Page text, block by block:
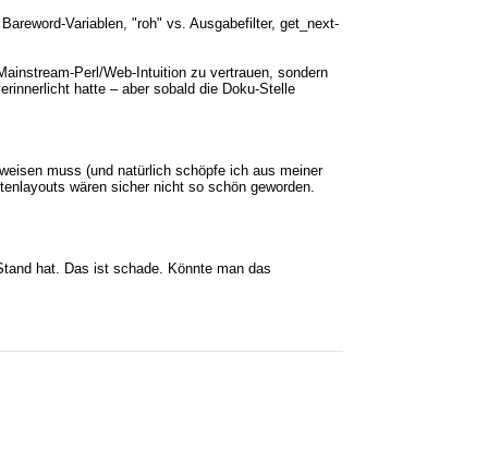
Variablen, "roh" vs. Ausgabefilter, get_next-
Perl/Web-Intuition zu vertrauen, sondern
hatte – aber sobald die Doku-Stelle
muss (und natürlich schöpfe ich aus meiner
wären sicher nicht so schön geworden.
hat. Das ist schade. Könnte man das